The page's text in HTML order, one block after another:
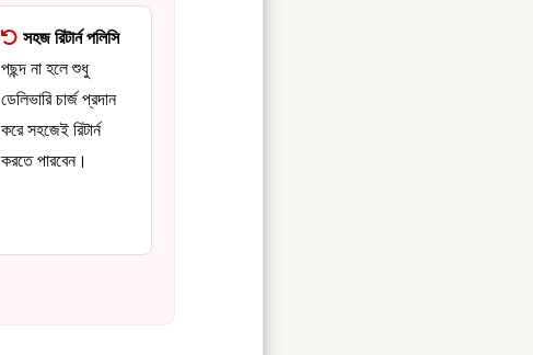
সহজ রিটার্ন পলিসি
পছন্দ না হলে শুধু
ডেলিভারি চার্জ প্রদান
করে সহজেই রিটার্ন
করতে পারবেন।